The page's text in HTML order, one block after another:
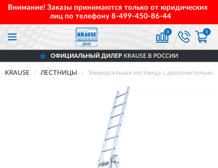
Внимание! Заказы принимаются только от юридических
лиц по телефону 8-499-450-86-44
0 0
ОФИЦИАЛЬНЫЙ ДИЛЕРKRAUSE В РОССИИ
KRAUSE ЛЕСТНИЦЫ Универсальная лестница с